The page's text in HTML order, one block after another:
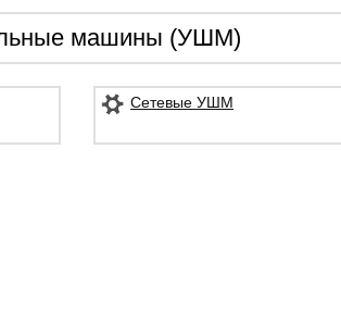
машины (УШМ)
Сетевые УШМ